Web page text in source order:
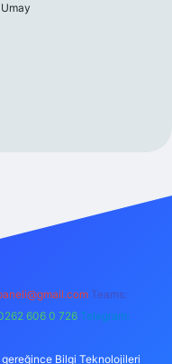
Umay
Teams:
606 0 726 Telegram:
gereğince Bilgi Teknolojileri